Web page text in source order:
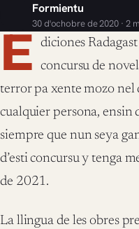
Formientu
30 d'ochobre de 2020 · 2
E diciones
concursu de
terror pa xente mozo nel
cualquier persona, ensin
siempre que nun seya
d’esti concursu y tenga
de 2021.
La llingua de les obres